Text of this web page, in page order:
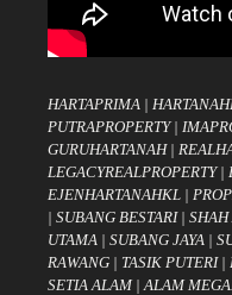
HARTAPRIMA |
PUTRAPROPERTY|
GURUHARTANAH|
LEGACYREALPROPERTY|
EJENHARTANAHKL |
| SUBANG BESTARI|
UTAMA | SUBANG JAYA |
RAWANG | TASIK PUTERI|
SETIA ALAM| ALAM